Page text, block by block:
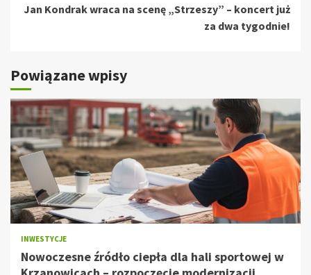
Jan Kondrak wraca na scenę „Strzeszy” – koncert już
za dwa tygodnie!
Powiązane wpisy
INWESTYCJE
Nowoczesne źródło ciepła dla hali sportowej w